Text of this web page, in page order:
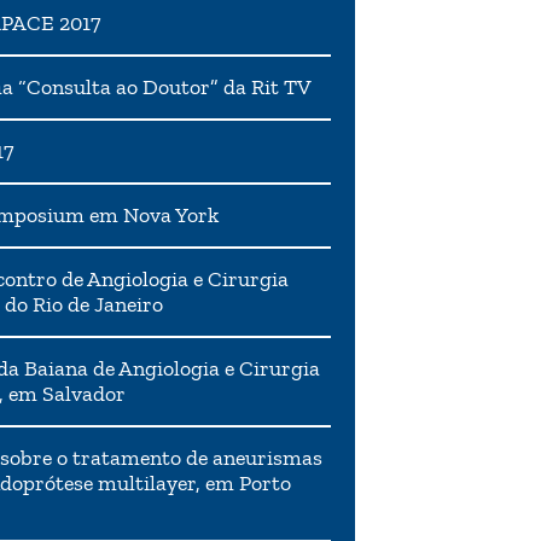
2017
“Consulta ao Doutor” da Rit TV
em Nova York
de Angiologia e Cirurgia
Rio de Janeiro
Baiana de Angiologia e Cirurgia
em Salvador
o tratamento de aneurismas
multilayer, em Porto